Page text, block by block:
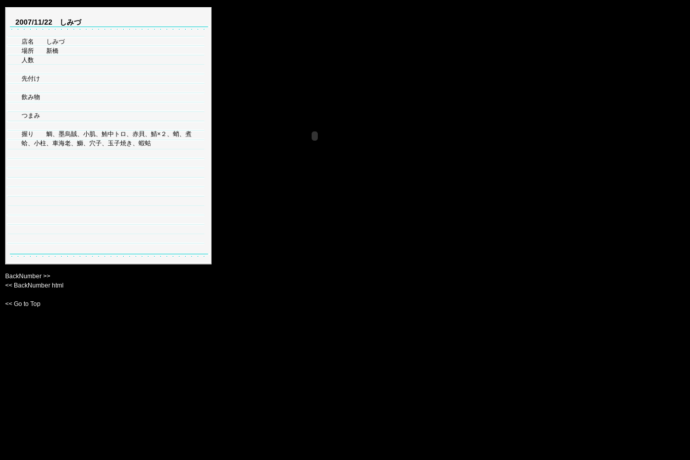
2007/11/22 しみづ
店名 しみづ
場所 新橋
人数
先付け
飲み物
つまみ
握り 鯛、墨烏賊、小肌、鮪中トロ、赤貝、鯖×２、蛸、煮
蛤、小柱、車海老、鰤、穴子、玉子焼き、蝦蛄
BackNumber >>
<< BackNumber html
<< Go to Top